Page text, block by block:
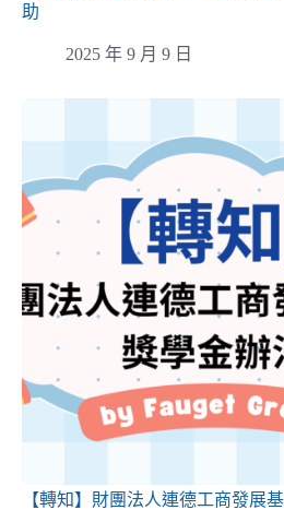
助
2025 年 9 月 9 日
【轉知】財團法人連德工商發展